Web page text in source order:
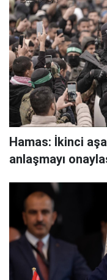
Hamas: İkinci
anlaşmayı